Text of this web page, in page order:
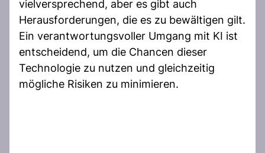
vielversprechend, aber es gibt auch
Herausforderungen, die es zu bewältigen gilt.
Ein verantwortungsvoller Umgang mit KI ist
entscheidend, um die Chancen dieser
Technologie zu nutzen und gleichzeitig
mögliche Risiken zu minimieren.